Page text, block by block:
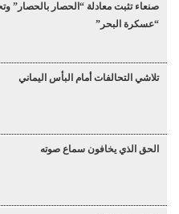
صنعاء تثبت معادلة “الحصار بالحصار”
“عسكرة البحر”
تلاشي التحالفات أمام البأس اليماني
الحق الذي يخافون سماع صوته